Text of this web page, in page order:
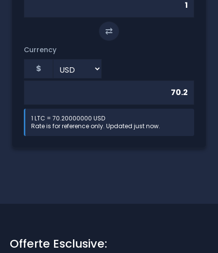
⇄
Currency
$
1 LTC = 70.20000000 USD
Rate is for reference only. Updated just now.
Offerte Esclusive: